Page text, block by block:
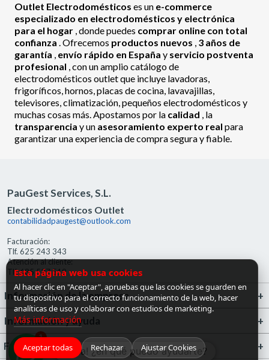
Outlet Electrodomésticos es un e-commerce
especializado en electrodomésticos y electrónica
para el hogar , donde puedes comprar online con total
confianza . Ofrecemos productos nuevos , 3 años de
garantía , envío rápido en España y servicio postventa
profesional , con un amplio catálogo de
electrodomésticos outlet que incluye lavadoras,
frigoríficos, hornos, placas de cocina, lavavajillas,
televisores, climatización, pequeños electrodomésticos y
muchas cosas más. Apostamos por la calidad , la
transparencia y un asesoramiento experto real para
garantizar una experiencia de compra segura y fiable.
PauGest Services, S.L.
Electrodomésticos Outlet
contabilidadpaugest@outlook.com
Facturación:
Tlf. 625 243 343
Atención al cliente:
Tlf. 685 527 519
Información de la empresa
Información y ayuda
FrigoGas · Centro de Ayuda
1
¡Hola! ¿en qué puedo ayudarte?
Esta página web usa cookies
Al hacer clic en "Aceptar", apruebas que las cookies se guarden en
tu dispositivo para el correcto funcionamiento de la web, hacer
analíticas de uso y colaborar con estudios de marketing.
Más información
Aceptar todas Rechazar Ajustar Cookies